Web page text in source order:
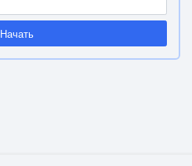
Начать